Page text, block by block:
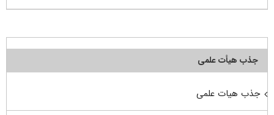
جذب هیأت علمی
جذب هیات علمی